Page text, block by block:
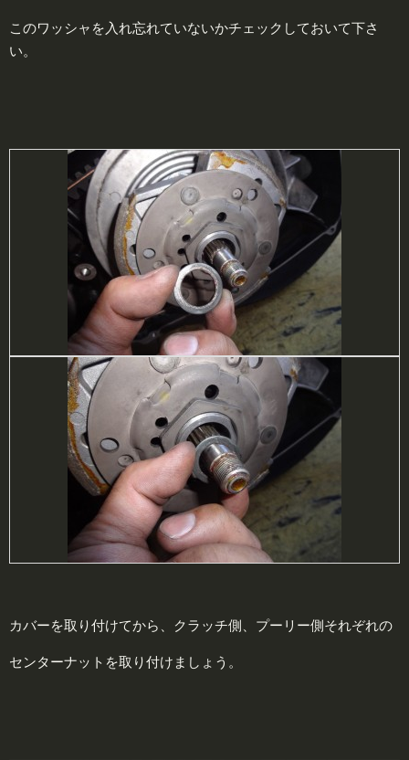
このワッシャを入れ忘れていないかチェックしておいて下さ
い。
カバーを取り付けてから、クラッチ側、プーリー側それぞれの
センターナットを取り付けましょう。